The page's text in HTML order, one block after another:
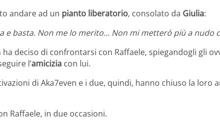
andare ad un pianto liberatorio, consolato da Giulia:
e basta. Non me lo merito… Non mi metterò più a nudo
ha deciso di confrontarsi con Raffaele, spiegandogli gli
l’amicizia con lui.
di Aka7even e i due, quindi, hanno chiuso la loro
Raffaele, in due occasioni.